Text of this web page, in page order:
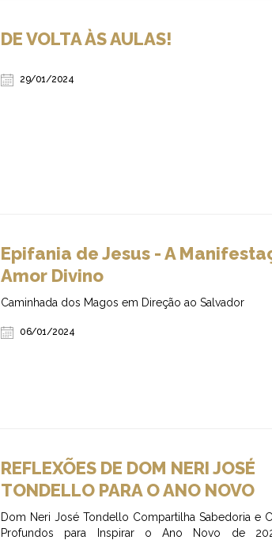
DE VOLTA ÀS AULAS!
29/01/2024
Epifania de Jesus - A
Amor Divino
Caminhada dos Magos em Direção ao Salvador
06/01/2024
REFLEXÕES DE DOM NERI JOSÉ
TONDELLO PARA O ANO NOVO
Dom Neri José Tondello Compartilha Sabedoria e
Profundos para Inspirar o Ano Novo de